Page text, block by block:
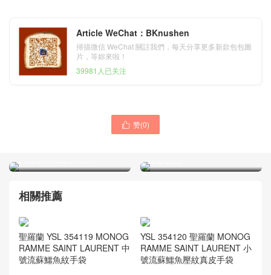
Article WeChat：BKnushen
掃描微信 WeChat 關註我們，每天分享更多新款包包圖
片，等妳來啦！
39981人已关注
 赞(0)
SMOOTH LEATHER
聖羅蘭包包官網 YSL女包
鏈條包包
相關推薦
聖羅蘭 YSL 354119 MONOG
RAMME SAINT LAURENT 中
號流蘇鱷魚紋手袋
YSL 354120 聖羅蘭 MONOG
RAMME SAINT LAURENT 小
號流蘇鱷魚壓紋真皮手袋